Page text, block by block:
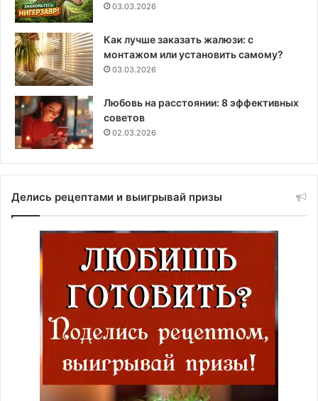
03.03.2026
Как лучше заказать жалюзи: с
монтажом или установить самому?
03.03.2026
Любовь на расстоянии: 8 эффективных
советов
02.03.2026
Делись рецептами и выигрывай призы